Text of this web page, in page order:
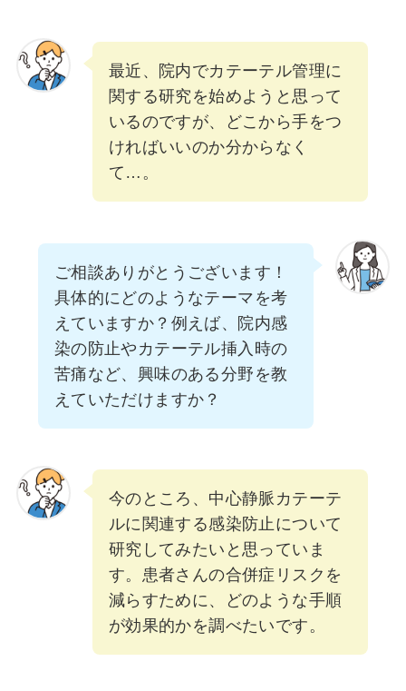
最近、院内でカテーテル管理に
関する研究を始めようと思って
いるのですが、どこから手をつ
ければいいのか分からなく
て…。
ご相談ありがとうございます！
具体的にどのようなテーマを考
えていますか？例えば、院内感
染の防止やカテーテル挿入時の
苦痛など、興味のある分野を教
えていただけますか？
今のところ、中心静脈カテーテ
ルに関連する感染防止について
研究してみたいと思っていま
す。患者さんの合併症リスクを
減らすために、どのような手順
が効果的かを調べたいです。